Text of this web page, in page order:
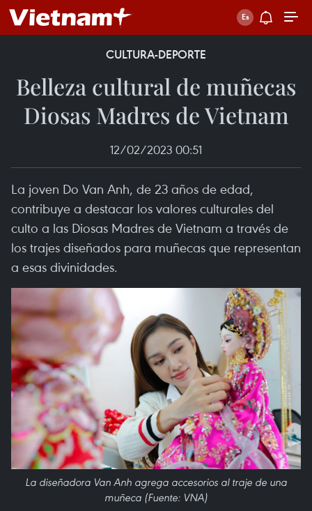
CULTURA-DEPORTE
Belleza cultural de muñecas
Diosas Madres de Vietnam
12/02/2023 00:51
La joven Do Van Anh, de 23 años de edad,
contribuye a destacar los valores culturales del
culto a las Diosas Madres de Vietnam a través de
los trajes diseñados para muñecas que representan
a esas divinidades.
La diseñadora Van Anh agrega accesorios al traje de una
muñeca (Fuente: VNA)